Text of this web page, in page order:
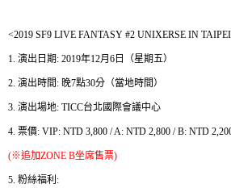
<2019 SF9 LIVE FANTASY #2 UNIXERSE IN
1. 演出日期: 2019年12月 6 日（星期五）
2. 演出時間 : 晚7點30分（當地時間）
3. 演出場地: TICC台北國際會議中心
4. 票價: VIP: NTD 3,800 / A: NTD 2,800 / B: NTD
(※追加ZONE B坐席售票)
5. 粉絲福利 :